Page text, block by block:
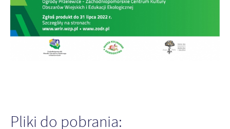
Pliki do pobrania: